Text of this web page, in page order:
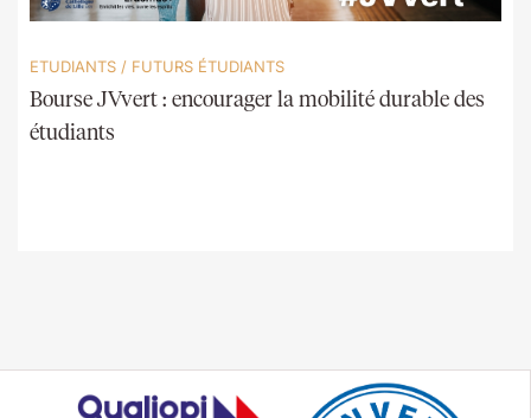
ETUDIANTS / FUTURS ÉTUDIANTS
Bourse JVvert : encourager la mobilité durable des
étudiants